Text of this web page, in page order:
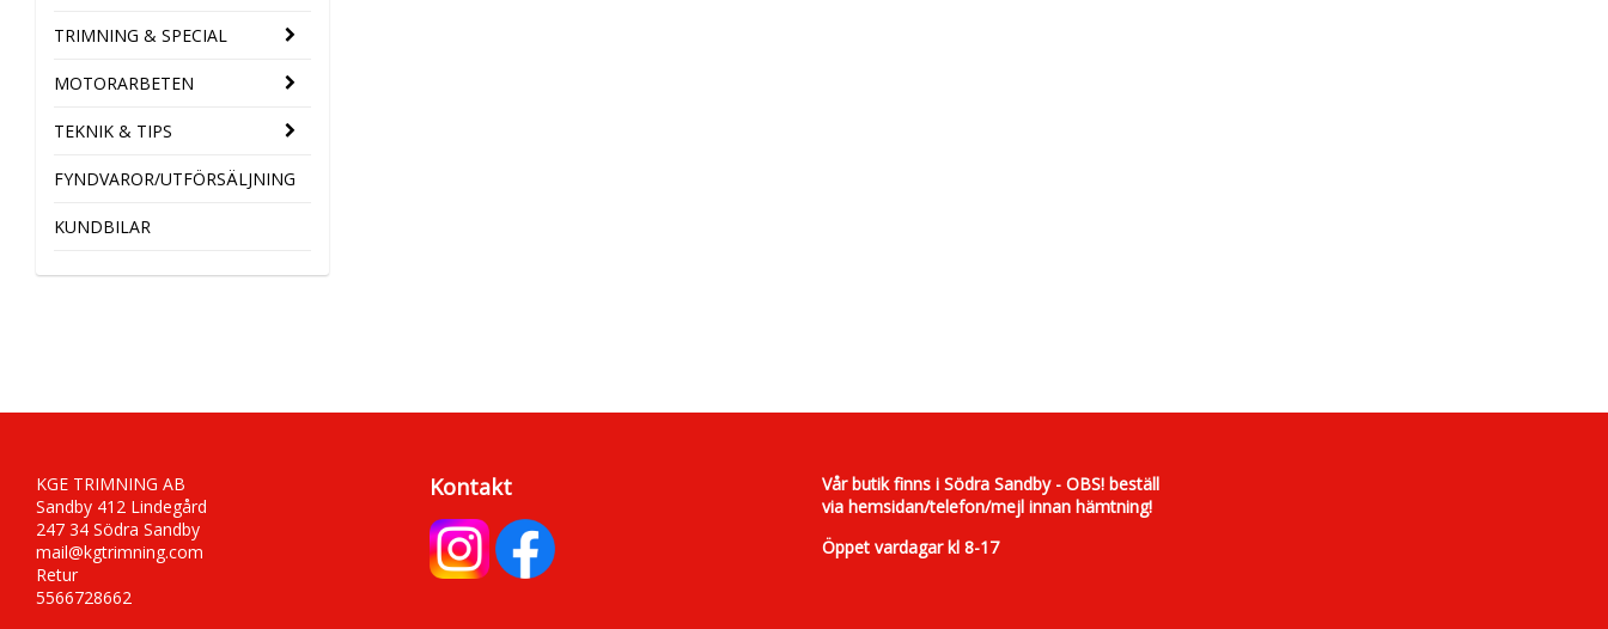
TRIMNING & SPECIAL
MOTORARBETEN
TEKNIK & TIPS
FYNDVAROR/UTFÖRSÄLJNING
KUNDBILAR
KGE TRIMNING AB
Sandby 412 Lindegård
247 34 Södra Sandby
mail@kgtrimning.com
Retur
5566728662
Kontakt
Vår butik finns i Södra Sandby - OBS! beställ
via hemsidan/telefon/mejl innan hämtning!
Öppet vardagar kl 8-17